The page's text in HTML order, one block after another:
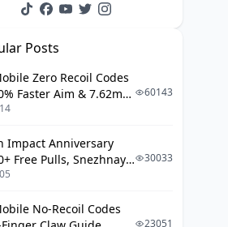
Posts
Zero Recoil Codes
Faster Aim & 7.62mm
Adjustments
60143
Impact Anniversary
Free Pulls, Snezhnaya
& Complete Guide
30033
No-Recoil Codes
23051